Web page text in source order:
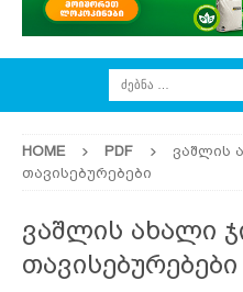
HOME PDF
ვაშლის
თავისებურებები
ვაშლის ახალი
თავისებურებები